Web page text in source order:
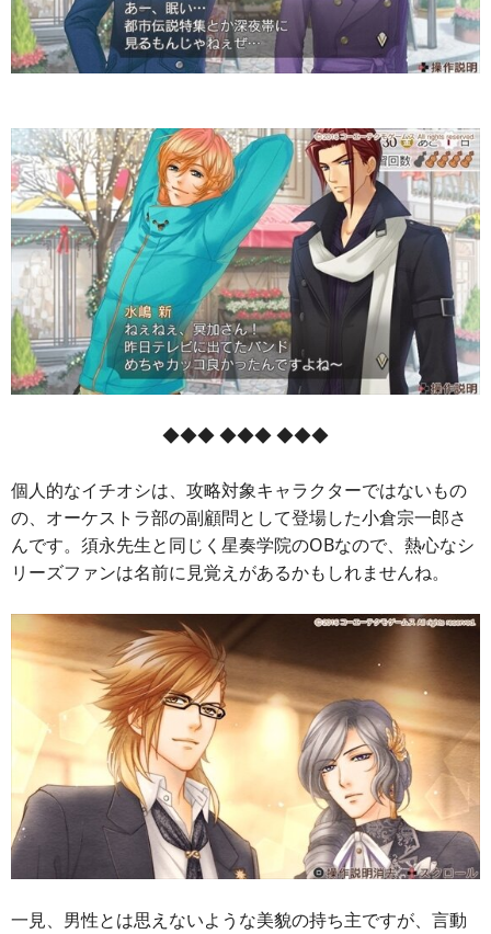
◆◆◆ ◆◆◆ ◆◆◆
個人的なイチオシは、攻略対象キャラクターではないもの
の、オーケストラ部の副顧問として登場した小倉宗一郎さ
んです。須永先生と同じく星奏学院のOBなので、熱心なシ
リーズファンは名前に見覚えがあるかもしれませんね。
一見、男性とは思えないような美貌の持ち主ですが、言動